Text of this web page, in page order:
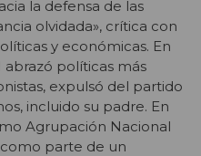
la defensa de las
olvidada», crítica con
y económicas. En
políticas más
expulsó del partido
incluido su padre. En
Agrupación Nacional
parte de un